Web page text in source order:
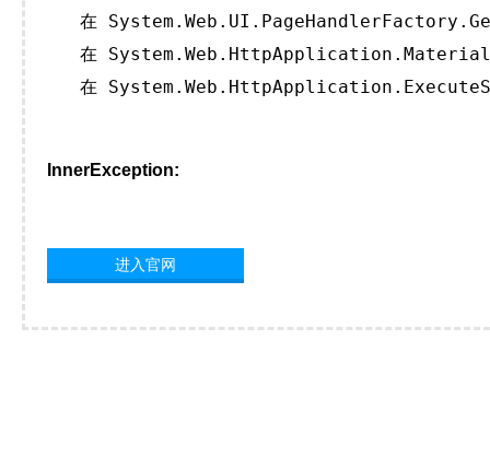
在
在
在
InnerException:
进入官网